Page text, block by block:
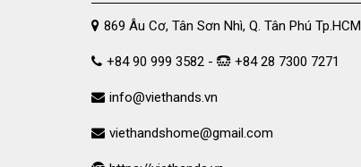
869 Âu Cơ, Tân Sơn Nhì, Q. Tân Phú Tp.HCM
+84 90 999 3582 - +84 28 7300 7271
info@viethands.vn
viethandshome@gmail.com